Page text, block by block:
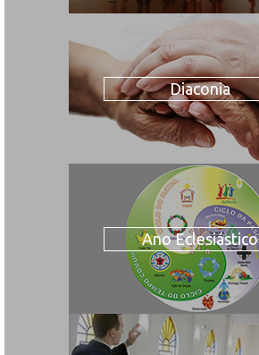
Diaconia
Ano Eclesiástico